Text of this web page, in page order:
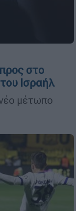
στο
Ισραήλ
μέτωπο